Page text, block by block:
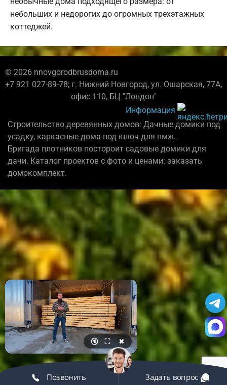
небольших и недорогих до огромных трехэтажных
коттеджей.
© 2026 nnovgorodbrusdoma.ru
+7 921 027-89-78; г. Нижний Новгород, ул. Ошарская, 77А,
офис 110, БЦ "Лондон"
Информация
Строительство деревянных домов: Дачные домики под
усадку, каркасные дома под ключ для пмж.
Бригада плотников постороит садовые домики для
дачи. Каталог проектов с фото и ценами: заказать
домокомплект.
🔇 ⛶ ✖
Позвонить Задать вопрос